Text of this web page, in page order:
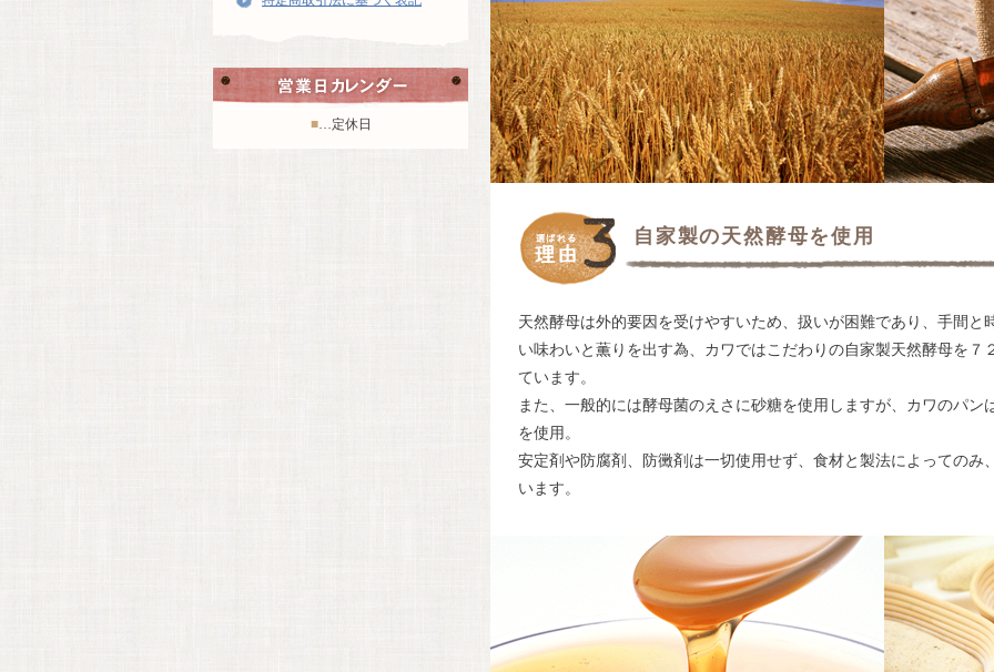
■…定休日
自家製の天然酵母を使用
天然酵母は外的要因を受けやすいため、扱いが困難であり、手間と
い味わいと薫りを出す為、カワではこだわりの自家製天然酵母を７
ています。
また、一般的には酵母菌のえさに砂糖を使用しますが、カワのパン
を使用。
安定剤や防腐剤、防黴剤は一切使用せず、食材と製法によってのみ
います。